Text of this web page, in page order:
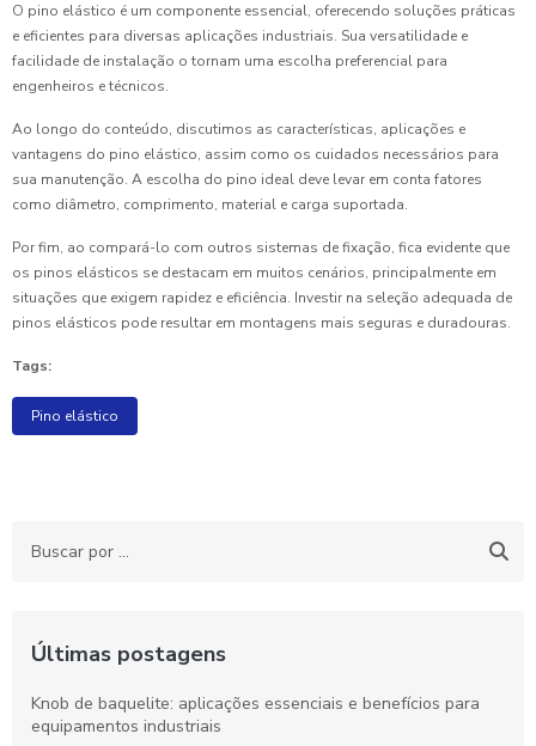
O pino elástico é um componente essencial, oferecendo soluções práticas
e eficientes para diversas aplicações industriais. Sua versatilidade e
facilidade de instalação o tornam uma escolha preferencial para
engenheiros e técnicos.
Ao longo do conteúdo, discutimos as características, aplicações e
vantagens do pino elástico, assim como os cuidados necessários para
sua manutenção. A escolha do pino ideal deve levar em conta fatores
como diâmetro, comprimento, material e carga suportada.
Por fim, ao compará-lo com outros sistemas de fixação, fica evidente que
os pinos elásticos se destacam em muitos cenários, principalmente em
situações que exigem rapidez e eficiência. Investir na seleção adequada de
pinos elásticos pode resultar em montagens mais seguras e duradouras.
Tags:
Pino elástico
Últimas postagens
Knob de baquelite: aplicações essenciais e benefícios para
equipamentos industriais